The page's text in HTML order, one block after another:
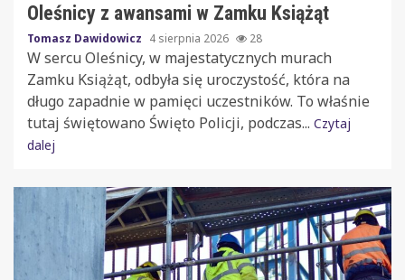
Oleśnicy z awansami w Zamku Książąt
Tomasz Dawidowicz 4 sierpnia 2026 28
W sercu Oleśnicy, w majestatycznych murach
Zamku Książąt, odbyła się uroczystość, która na
długo zapadnie w pamięci uczestników. To właśnie
tutaj świętowano Święto Policji, podczas... Czytaj
dalej